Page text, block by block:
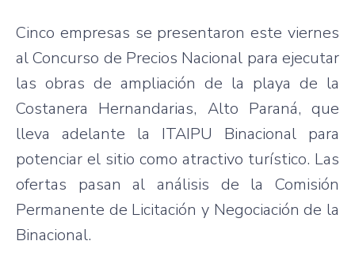
Cinco empresas se presentaron este viernes
al Concurso de Precios Nacional para ejecutar
las obras de ampliación de la playa de la
Costanera Hernandarias, Alto Paraná, que
lleva adelante la ITAIPU Binacional para
potenciar el sitio como atractivo turístico. Las
ofertas pasan al análisis de la Comisión
Permanente de Licitación y Negociación de la
Binacional.